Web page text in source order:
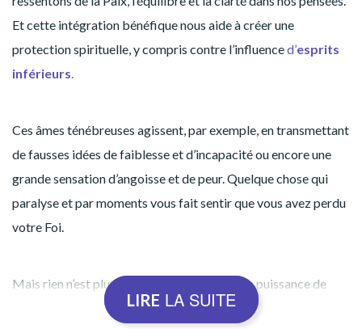
Et cette intégration bénéfique nous aide à créer une
protection spirituelle, y compris contre l’influenced’esprits
inférieurs.
Ces âmes ténébreuses agissent, par exemple, en transmettant
de fausses idées de faiblesse et d’incapacité ou encore une
grande sensation d’angoisse et de peur. Quelque chose qui
paralyse et par moments vous fait sentir que vous avez perdu
votre Foi.
Mais rien n’est plus grand que le soutien et la puissance de
Dieu, du Bien et de l’Amour. Par conséquent, cherchez à vous
LIRE LA SUITE